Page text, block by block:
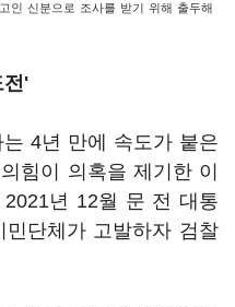
인 신분으로 조사를 받기 위해 출두해
전'
4년 만에 속도가 붙은
힘이 의혹을 제기한 이
년 12월 문 전 대통
단체가 고발하자 검찰